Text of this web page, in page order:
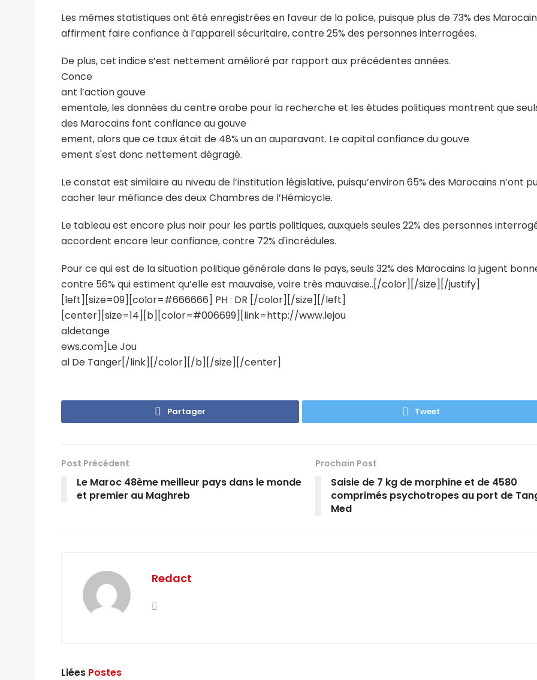
Les mêmes statistiques ont été enregistrées en faveur de la police, puisque plus de 73% des
affirment faire confiance à l’appareil sécuritaire, contre 25% des personnes interrogées.
De plus, cet indice s’est nettement amélioré par rapport aux précédentes années.
Conce
ant l’action gouve
ementale, les données du centre arabe pour la recherche et les études politiques montrent que
des Marocains font confiance au gouve
ement, alors que ce taux était de 48% un an auparavant. Le capital confiance du gouve
ement s'est donc nettement dégragé.
Le constat est similaire au niveau de l’institution législative, puisqu’environ 65% des Marocains n’ont
cacher leur méfiance des deux Chambres de l’Hémicycle.
Le tableau est encore plus noir pour les partis politiques, auxquels seules 22% des personnes
accordent encore leur confiance, contre 72% d'incrédules.
Pour ce qui est de la situation politique générale dans le pays, seuls 32% des Marocains la jugent
contre 56% qui estiment qu’elle est mauvaise, voire très mauvaise..[/color][/size][/justify]
[left][size=09][color=#666666] PH : DR [/color][/size][/left]
[center][size=14][b][color=#006699][link=http://www.lejou
aldetange
ews.com]Le Jou
al De Tanger[/link][/color][/b][/size][/center]
Partager Tweet
Post Précédent
Le Maroc 48ème meilleur pays dans le monde
et premier au Maghreb
Prochain Post
Saisie de 7 kg de morphine et de 4580
comprimés psychotropes au port de
Med
Redact
Liées Postes